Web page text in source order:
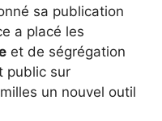
sa publication
a placé les
et de ségrégation
public sur
un nouvel outil